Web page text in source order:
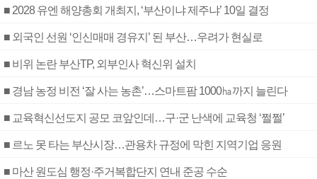
■ 2028 유엔 해양총회 개최지, ‘부산이냐 제주냐’ 10일 결정
■ 외국인 선원 ‘인신매매 경유지’ 된 부산…우려가 현실로
■ 비위 논란 부산TP, 외부인사 혁신위 설치
■ 경남 농정 비전 ‘잘 사는 농촌’…스마트팜 1000㏊까지 늘린다
■ 교육혁신선도지 공모 코앞인데…구·군 난색에 교육청 ‘쩔쩔’
■ 르노 못 타는 부산시장…관용차 규정에 막힌 지역기업 응원
■ 마산 원도심 행정·주거복합단지 연내 준공 수순